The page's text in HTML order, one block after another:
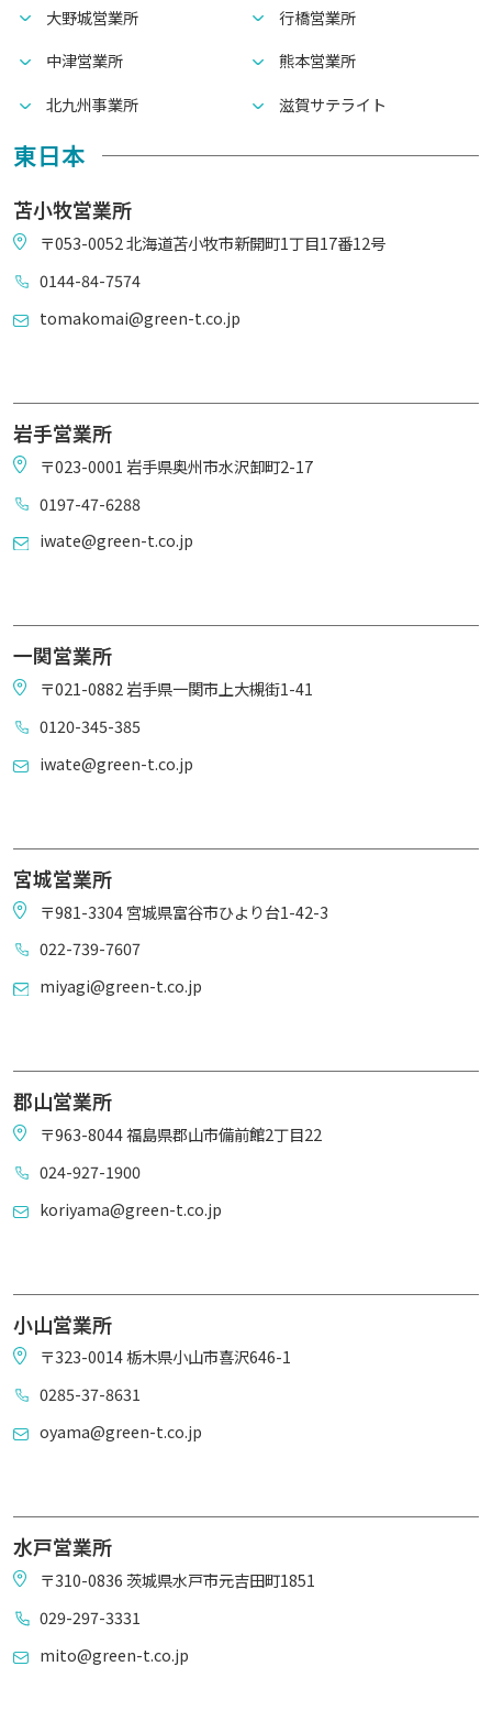
大野城営業所
行橋営業所
中津営業所
熊本営業所
北九州事業所
滋賀サテライト
東日本
苫小牧営業所
〒053-0052 北海道苫小牧市新開町1丁目17番12号
0144-84-7574
tomakomai@green-t.co.jp
岩手営業所
〒023-0001 岩手県奥州市水沢卸町2-17
0197-47-6288
iwate@green-t.co.jp
一関営業所
〒021-0882 岩手県一関市上大槻街1-41
0120-345-385
iwate@green-t.co.jp
宮城営業所
〒981-3304 宮城県富谷市ひより台1-42-3
022-739-7607
miyagi@green-t.co.jp
郡山営業所
〒963-8044 福島県郡山市備前館2丁目22
024-927-1900
koriyama@green-t.co.jp
小山営業所
〒323-0014 栃木県小山市喜沢646-1
0285-37-8631
oyama@green-t.co.jp
水戸営業所
〒310-0836 茨城県水戸市元吉田町1851
029-297-3331
mito@green-t.co.jp